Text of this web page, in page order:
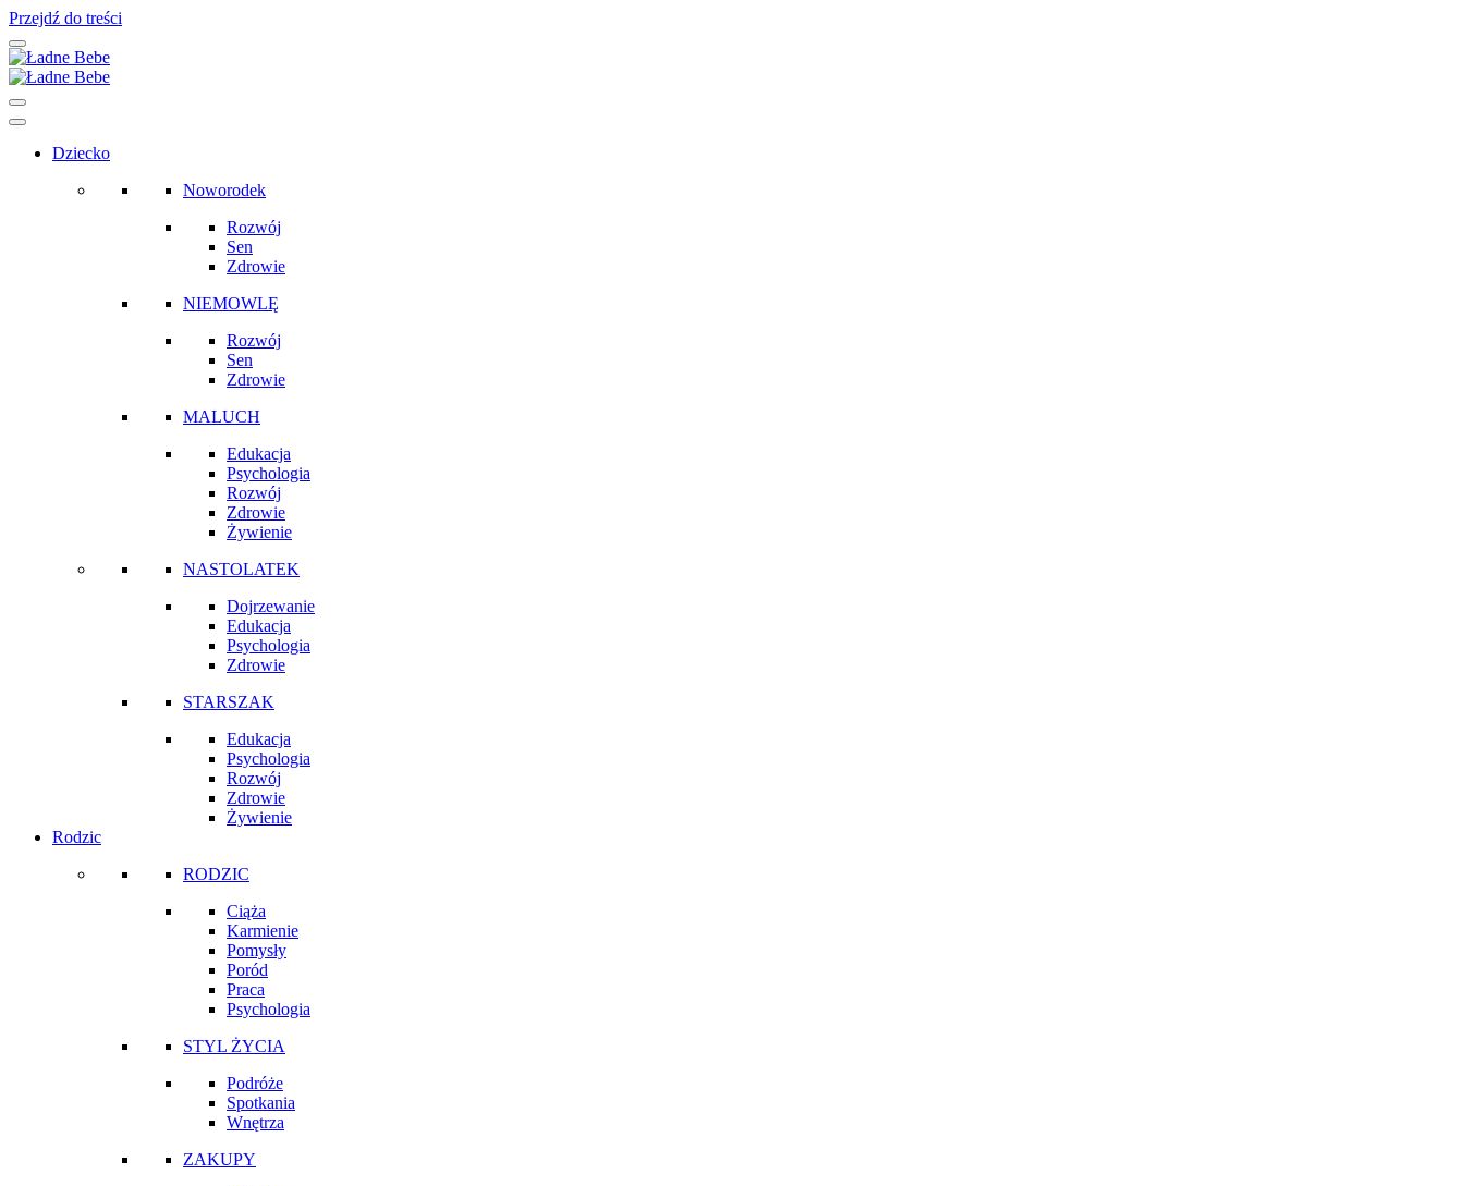
Przejdź do treści
Main
Navigation
Dziecko
Noworodek
Rozwój
Sen
Zdrowie
NIEMOWLĘ
Rozwój
Sen
Zdrowie
MALUCH
Edukacja
Psychologia
Rozwój
Zdrowie
Żywienie
NASTOLATEK
Dojrzewanie
Edukacja
Psychologia
Zdrowie
STARSZAK
Edukacja
Psychologia
Rozwój
Zdrowie
Żywienie
Rodzic
RODZIC
Ciąża
Karmienie
Pomysły
Poród
Praca
Psychologia
STYL ŻYCIA
Podróże
Spotkania
Wnętrza
ZAKUPY